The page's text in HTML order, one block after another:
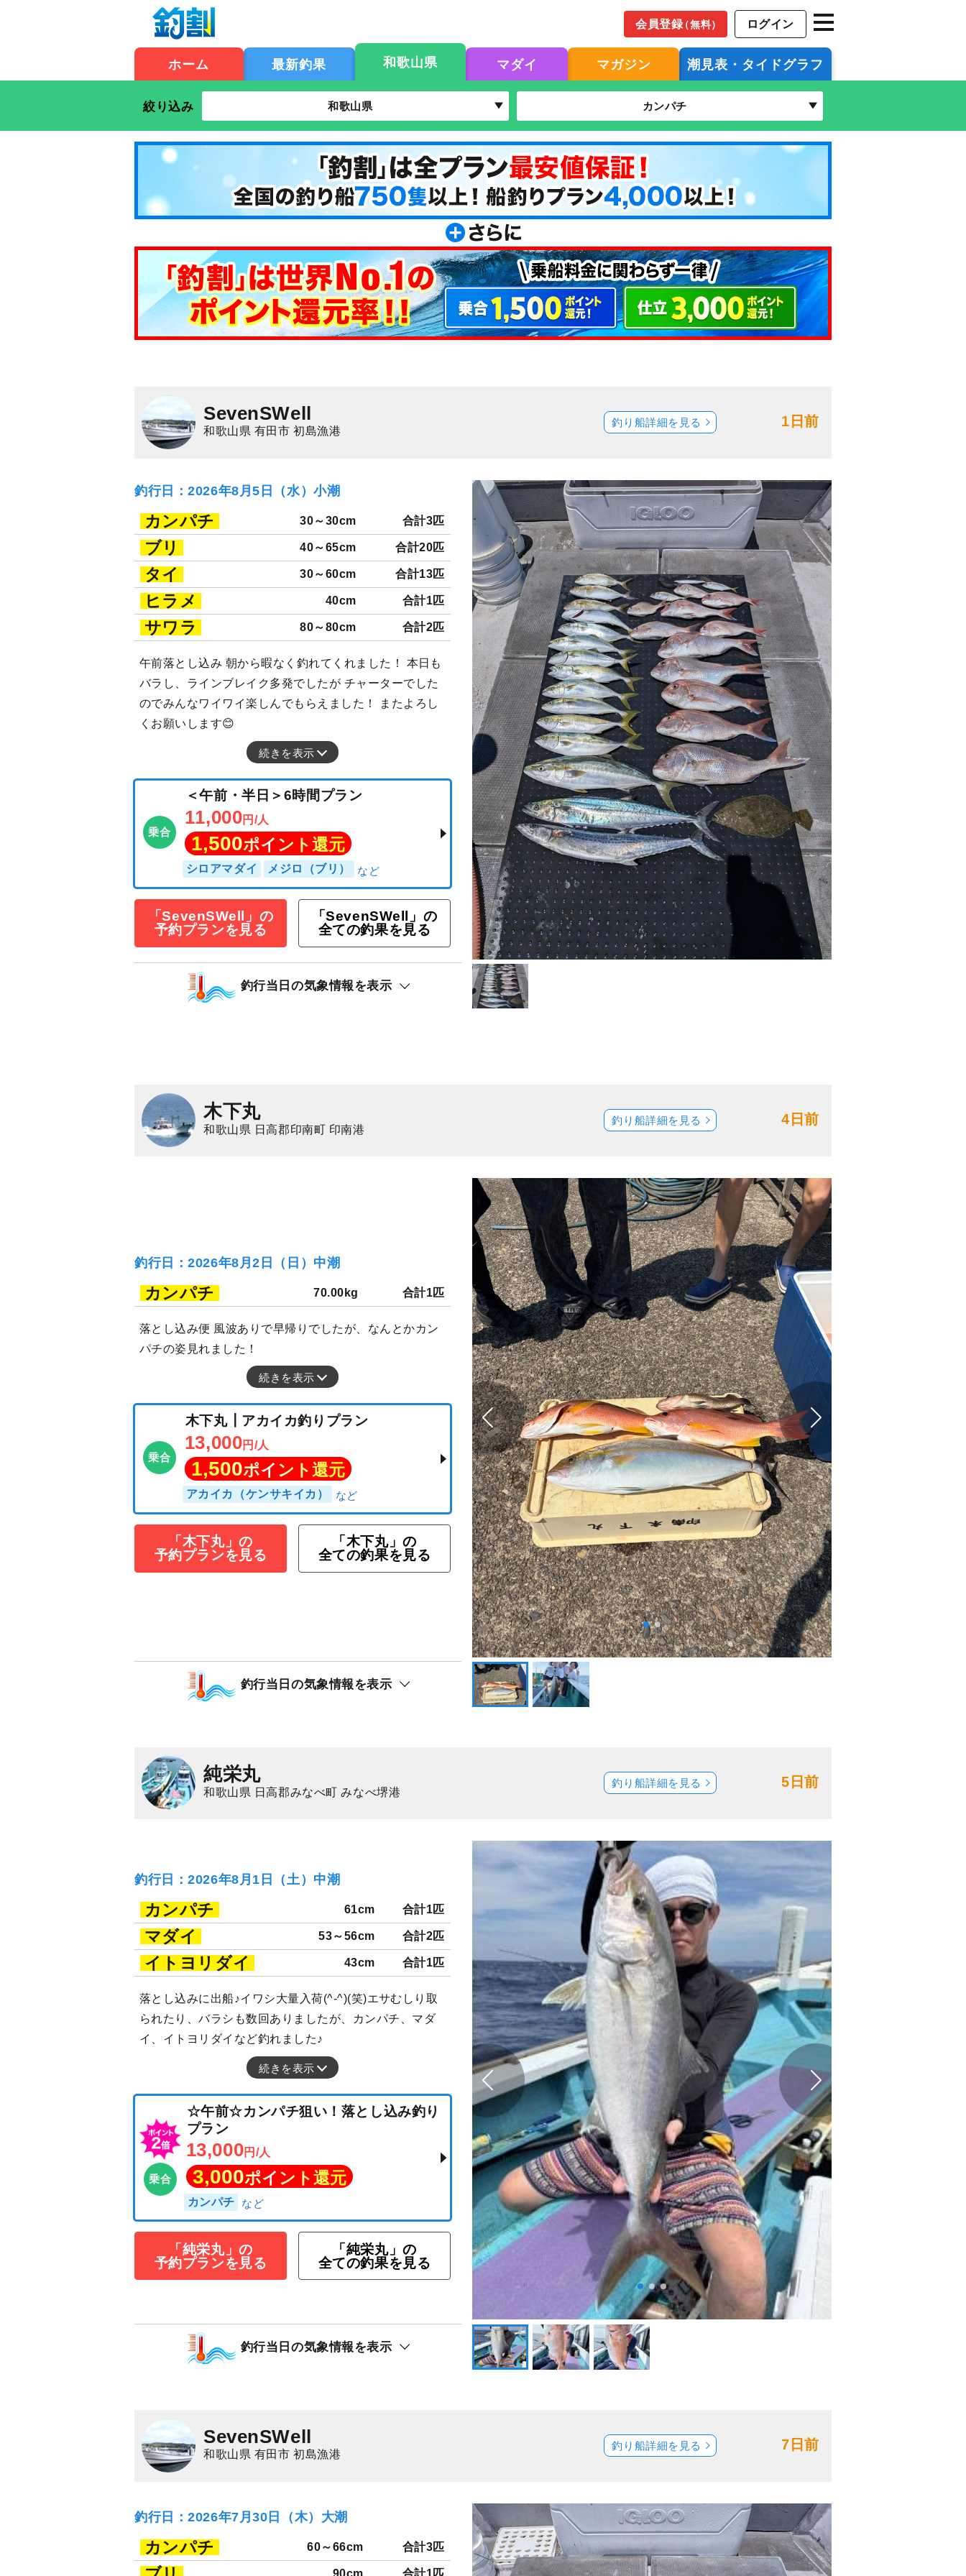
会員登録（無料） ログイン
ホーム 最新釣果 和歌山県 マダイ マガジン 潮見表・タイドグラフ
絞り込み 和歌山県 カンパチ
SevenSWell
和歌山県 有田市 初島漁港
1日前
釣り船詳細を見る
釣行日：2026年8月5日（水）小潮
カンパチ 30～30cm 合計3匹
ブリ 40～65cm 合計20匹
タイ 30～60cm 合計13匹
ヒラメ 40cm 合計1匹
サワラ 80～80cm 合計2匹
午前落とし込み 朝から暇なく釣れてくれました！ 本日も
バラし、ラインブレイク多発でしたが チャーターでした
のでみんなワイワイ楽しんでもらえました！ またよろし
くお願いします😊
続きを表示
＜午前・半日＞6時間プラン
11,000円/人
1,500ポイント還元
シロアマダイ メジロ（ブリ）
「SevenSWell」の
予約プランを見る
「SevenSWell」の
全ての釣果を見る
釣行当日の気象情報を表示
木下丸
和歌山県 日高郡印南町 印南港
4日前
釣り船詳細を見る
釣行日：2026年8月2日（日）中潮
カンパチ 70.00kg 合計1匹
落とし込み便 風波ありで早帰りでしたが、なんとかカン
パチの姿見れました！
続きを表示
木下丸┃アカイカ釣りプラン
13,000円/人
「木下丸」の
予約プランを見る
「木下丸」の
全ての釣果を見る
釣行当日の気象情報を表示
純栄丸
和歌山県 日高郡みなべ町 みなべ堺港
5日前
釣り船詳細を見る
釣行日：2026年8月1日（土）中潮
カンパチ 61cm 合計1匹
マダイ 53～56cm 合計2匹
イトヨリダイ 43cm 合計1匹
落とし込みに出船♪イワシ大量入荷(^-^)(笑)エサむしり取
られたり、バラシも数回ありましたが、カンパチ、マダ
イ、イトヨリダイなど釣れました♪
続きを表示
13,000円/人
3,000
「純栄丸」の
予約プランを見る
「純栄丸」の
全ての釣果を見る
釣行当日の気象情報を表示
SevenSWell
和歌山県 有田市 初島漁港
7日前
釣り船詳細を見る
釣行日：2026年7月30日（木）大潮
カンパチ 60～66cm 合計3匹